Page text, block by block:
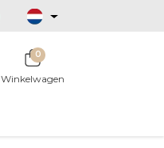
0
Winkelwagen